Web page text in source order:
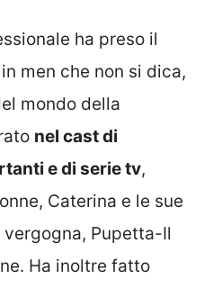
ha preso il
men che non si dica,
mondo della
nel cast di
e di serie tv,
Caterina e le sue
Pupetta-Il
Ha inoltre fatto